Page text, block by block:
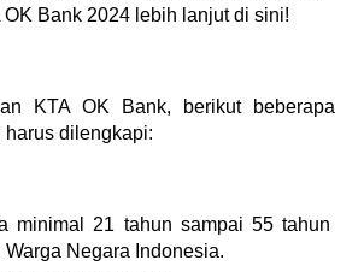
Bank 2024 lebih lanjut di sini!
KTA OK Bank, berikut beberapa
harus dilengkapi:
minimal 21 tahun sampai 55 tahun
Warga Negara Indonesia.